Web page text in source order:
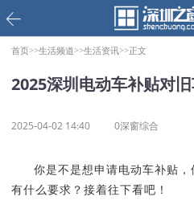
首页>>生活频道>>生活资讯>>正文
2025深圳电动车补贴对
2025-04-02 14:40 0深窗综合
你是不是想申请电动车补贴
有什么要求？接着往下看吧！